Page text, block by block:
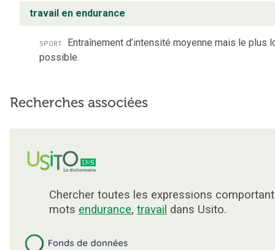
travail en endurance
sport Entraînement d’intensité moyenne mais le plus
possible.
Recherches associées
Chercher toutes les expressions
mots endurance, travail dans Usito.